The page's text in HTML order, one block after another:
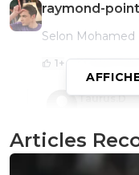
raymond-point
Selon Mohamed
1 +
Taurus.D
0+
Articles